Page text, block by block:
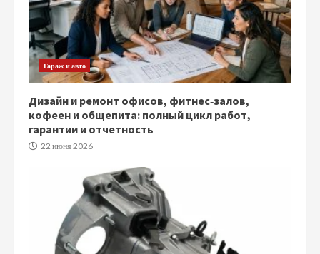
Гараж и авто
Дизайн и ремонт офисов, фитнес‑залов,
кофеен и общепита: полный цикл работ,
гарантии и отчетность
22 июня 2026